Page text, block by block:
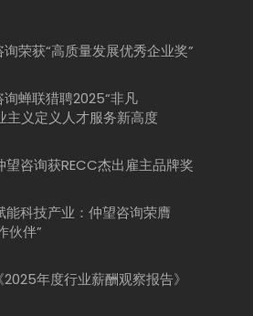
荣获“高质量发展优秀企业奖”
蝉联猎聘2025“非凡
主义定义人才服务新高度
咨询获RECC杰出雇主品牌奖
能科技产业：仲望咨询荣膺
伙伴”
年度行业薪酬观察报告》